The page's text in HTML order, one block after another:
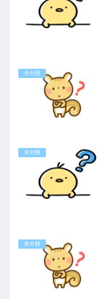
未分類
未分類
未分類